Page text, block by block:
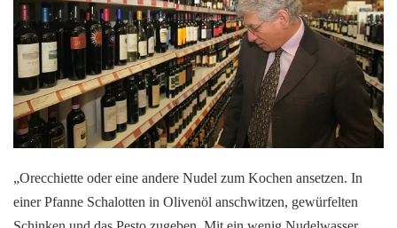
„Orecchiette oder eine andere Nudel zum Kochen ansetzen. In
einer Pfanne Schalotten in Olivenöl anschwitzen, gewürfelten